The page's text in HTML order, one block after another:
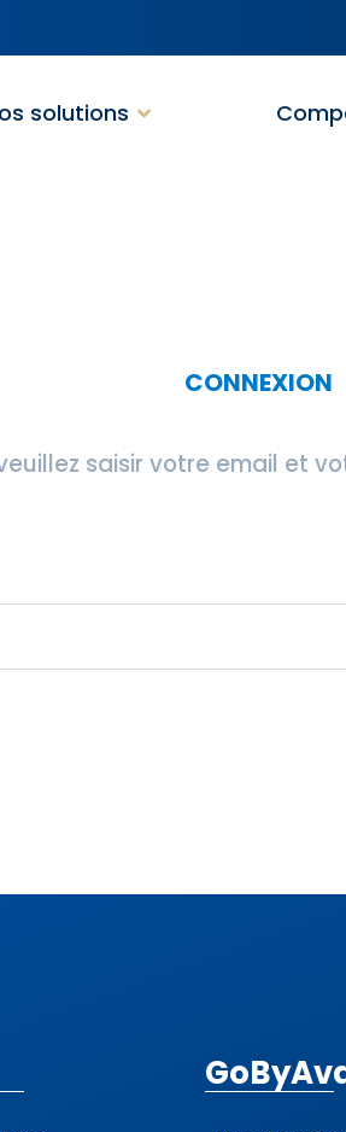
solutions
CONNEXION
saisir votre email et